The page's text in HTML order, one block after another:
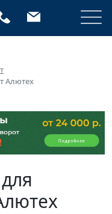
Алютех